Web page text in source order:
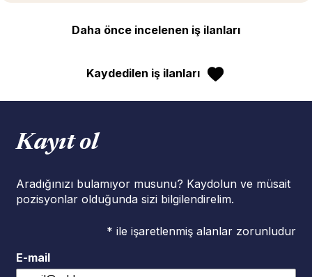
Daha önce incelenen iş ilanları
Kaydedilen iş ilanları
Kayıt ol
Aradığınızı bulamıyor musunu? Kaydolun ve müsait
pozisyonlar olduğunda sizi bilgilendirelim.
* ile işaretlenmiş alanlar zorunludur
E-mail